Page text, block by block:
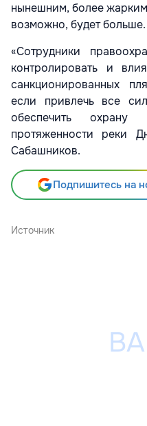
нынешним, более жарким
возможно, будет больше.
«Сотрудники
контролировать и
санкционированных
если привлечь все
обеспечить
протяженности реки
Сабашников.
Подпишитесь на
Источник